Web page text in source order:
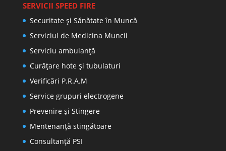
SERVICII SPEED FIRE
Securitate și Sănătate în Muncă
Serviciul de Medicina Muncii
Serviciu ambulanță
Curățare hote și tubulaturi
Verificări P.R.A.M
Service grupuri electrogene
Prevenire şi Stingere
Mentenanţă stingătoare
Consultanţă PSI